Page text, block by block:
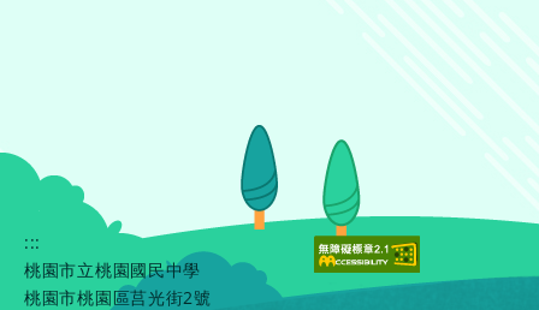
:::
桃園市立桃園國民中學
桃園市桃園區莒光街2號